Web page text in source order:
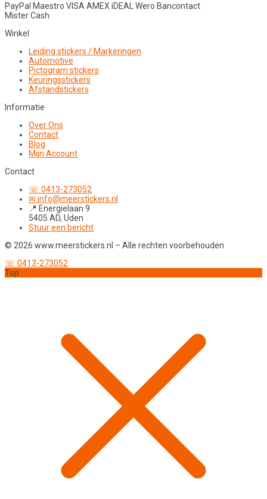
PayPal Maestro VISA AMEX iDEAL Wero Bancontact
Mister Cash
Winkel
Leiding stickers / Markeringen
Automotive
Pictogram stickers
Keuringsstickers
Afstandstickers
Informatie
Over Ons
Contact
Blog
Mijn Account
Contact
☏ 0413-273052
✉ info@meerstickers.nl
📍 Energielaan 9
5405 AD, Uden
Stuur een bericht
© 2026 www.meerstickers.nl – Alle rechten voorbehouden
☏ 0413-273052
Top